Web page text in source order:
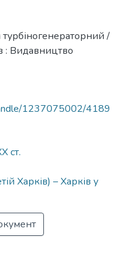
/
: Видавництво
1237075002/4189
ст.
Харків) – Харків у